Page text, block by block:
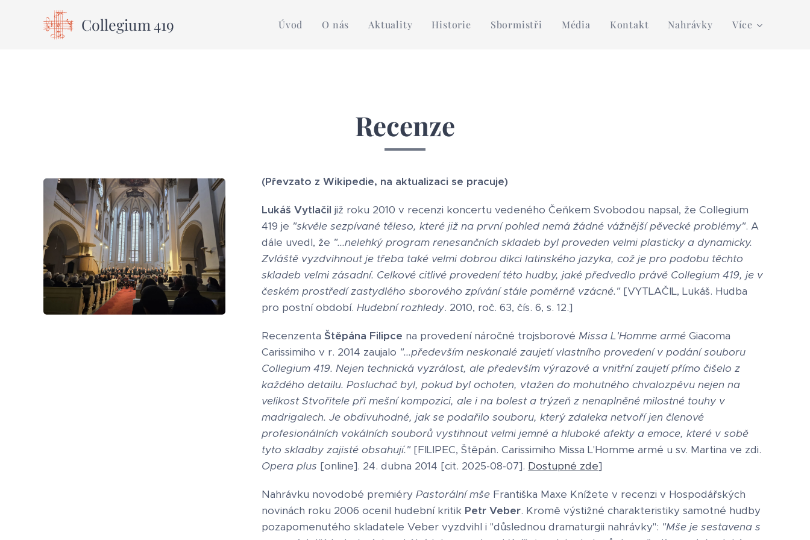
Collegium 419 Úvod O nás Aktuality Historie Sbormistři Média Kontakt Nahrávky Více
Recenze
(Převzato z Wikipedie, na aktualizaci se pracuje)
Lukáš Vytlačil již roku 2010 v recenzi koncertu vedeného Čeňkem Svobodou napsal, že Collegium
419 je "skvěle sezpívané těleso, které již na první pohled nemá žádné vážnější pěvecké problémy". A
dále uvedl, že "...nelehký program renesančních skladeb byl proveden velmi plasticky a dynamicky.
Zvláště vyzdvihnout je třeba také velmi dobrou dikci latinského jazyka, což je pro podobu těchto
skladeb velmi zásadní. Celkové citlivé provedení této hudby, jaké předvedlo právě Collegium 419, je v
českém prostředí zastydlého sborového zpívání stále poměrně vzácné."[VYTLAČIL, Lukáš. Hudba
pro postní období. Hudební rozhledy. 2010, roč. 63, čís. 6, s. 12.]
Recenzenta Štěpána Filipce na provedení náročné trojsborové Missa L'Homme arméGiacoma
Carissimiho v r. 2014 zaujalo "...především neskonalé zaujetí vlastního provedení v podání souboru
Collegium 419. Nejen technická vyzrálost, ale především výrazové a vnitřní zaujetí přímo čišelo z
každého detailu. Posluchač byl, pokud byl ochoten, vtažen do mohutného chvalozpěvu nejen na
velikost Stvořitele při mešní kompozici, ale i na bolest a trýzeň z nenaplněné milostné touhy v
madrigalech. Je obdivuhodné, jak se podařilo souboru, který zdaleka netvoří jen členové
profesionálních vokálních souborů vystihnout velmi jemné a hluboké afekty a emoce, které v sobě
tyto skladby zajisté obsahují." [FILIPEC, Štěpán. Carissimiho Missa L'Homme armé u sv. Martina ve zdi.
Opera plus [online]. 24. dubna 2014 [cit. 2025-08-07]. Dostupné zde]
Nahrávku novodobé premiéry Pastorální mšeFrantiška Maxe Knížete v recenzi v Hospodářských
novinách roku 2006 ocenil hudební kritik Petr Veber. Kromě výstižné charakteristiky samotné hudby
pozapomenutého skladatele Veber vyzdvihl i "důslednou dramaturgii nahrávky": "Mše je sestavena s